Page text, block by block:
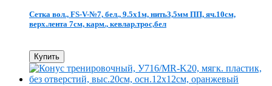
Сетка вол., FS-V-№7, бел., 9.5х1м, нить3,5мм ПП, яч.10см,
верх.лента 7см, карм., кевлар.трос,бел
Купить